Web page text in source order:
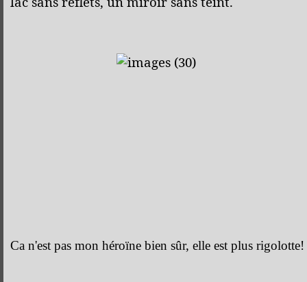
Ca n'est pas mon héroïne bien sûr, elle est plus rigolotte!